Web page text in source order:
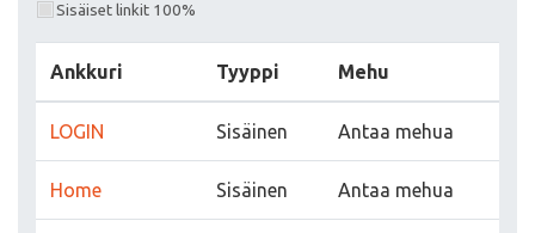
Sisäiset linkit 100%
Ankkuri Tyyppi Mehu
LOGIN Sisäinen Antaa mehua
Home Sisäinen Antaa mehua